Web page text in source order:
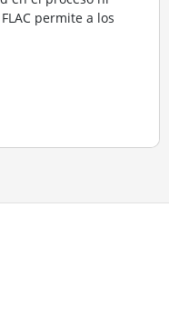
permite a los